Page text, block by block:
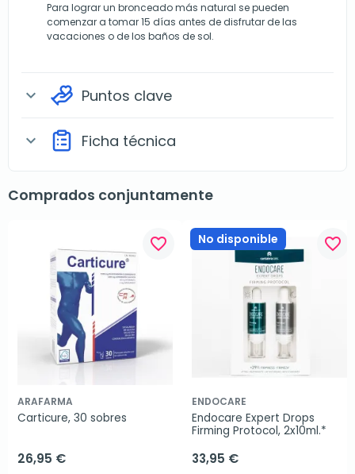
Para lograr un bronceado más natural se pueden
comenzar a tomar 15 días antes de disfrutar de las
vacaciones o de los baños de sol.
expand_more Puntos clave
expand_more Ficha técnica
Comprados conjuntamente
favorite_border
ARAFARMA
Carticure, 30 sobres
26,95 €
No disponible favorite_border
ENDOCARE
Endocare Expert Drops
Firming Protocol, 2x10ml.*
33,95 €